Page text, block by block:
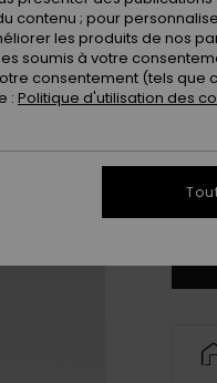
contenu ; pour
les produits de nos
soumis à votre
consentement (tels que
: Politique d'utilisation des